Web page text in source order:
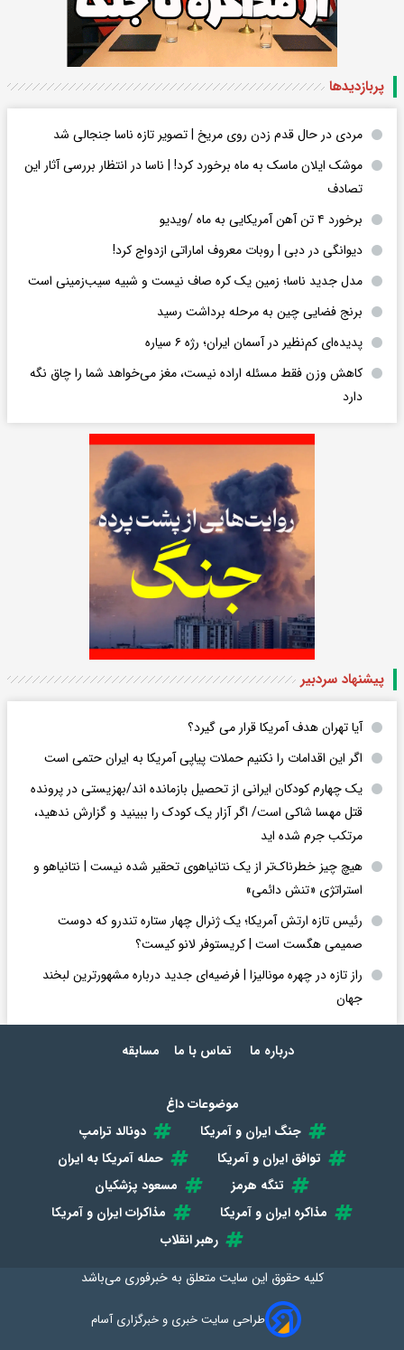
پربازدید‌ها
مردی در حال قدم زدن روی مریخ | تصویر تازه ناسا جنجالی شد
موشک ایلان ماسک به ماه برخورد کرد! | ناسا در انتظار بررسی آثار این
تصادف
برخورد ۴ تن آهن آمریکایی به ماه /ویدیو
دیوانگی در دبی | روبات معروف اماراتی ازدواج کرد!
مدل جدید ناسا؛ زمین یک کره‌ صاف نیست و شبیه سیب‌زمینی است
برنج فضایی چین به مرحله برداشت رسید
پدیده‌ای کم‌نظیر در آسمان ایران؛ رژه ۶ سیاره
کاهش وزن فقط مسئله اراده نیست، مغز می‌خواهد شما را چاق نگه
دارد
پیشنهاد سردبیر
آیا تهران هدف آمریکا قرار می گیرد؟
اگر این اقدامات را نکنیم حملات پیاپی آمریکا به ایران حتمی است
یک چهارم کودکان ایرانی از تحصیل بازمانده اند/بهزیستی در پرونده
قتل مهسا شاکی است/ اگر آزار یک کودک را ببینید و گزارش ندهید،
مرتکب جرم شده اید
هیچ چیز خطرناک‌تر از یک نتانیاهوی تحقیر شده نیست | نتانیاهو و
استراتژی «تنش دائمی»
رئیس تازه ارتش آمریکا؛ یک ژنرال چهار ستاره تندرو که دوست
صمیمی هگست است | کریستوفر لانو کیست؟
راز تازه در چهره مونالیزا | فرضیه‌ای جدید درباره مشهورترین لبخند
جهان
درباره ما تماس با ما مسابقه
موضوعات داغ
جنگ ایران و آمریکا
دونالد ترامپ
توافق ایران و آمریکا
حمله آمریکا به ایران
تنگه هرمز
مسعود پزشکیان
مذاکره ایران و آمریکا
مذاکرات ایران و آمریکا
رهبر انقلاب
کلیه حقوق این سایت متعلق بهخبرفوری می‌باشد
طراحی سایت خبری و خبرگزاری آسام